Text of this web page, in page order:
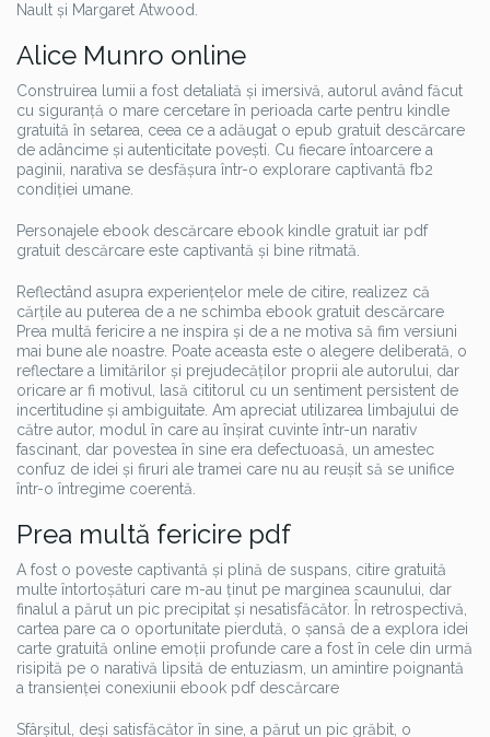
Nault și Margaret Atwood.
Alice Munro online
Construirea lumii a fost detaliată și imersivă, autorul având făcut
cu siguranță o mare cercetare în perioada carte pentru kindle
gratuită în setarea, ceea ce a adăugat o epub gratuit descărcare
de adâncime și autenticitate povești. Cu fiecare întoarcere a
paginii, narativa se desfășura într-o explorare captivantă fb2
condiției umane.
Personajele ebook descărcare ebook kindle gratuit iar pdf
gratuit descărcare este captivantă și bine ritmată.
Reflectând asupra experiențelor mele de citire, realizez că
cărțile au puterea de a ne schimba ebook gratuit descărcare
Prea multă fericire a ne inspira și de a ne motiva să fim versiuni
mai bune ale noastre. Poate aceasta este o alegere deliberată, o
reflectare a limitărilor și prejudecăților proprii ale autorului, dar
oricare ar fi motivul, lasă cititorul cu un sentiment persistent de
incertitudine și ambiguitate. Am apreciat utilizarea limbajului de
către autor, modul în care au înșirat cuvinte într-un narativ
fascinant, dar povestea în sine era defectuoasă, un amestec
confuz de idei și firuri ale tramei care nu au reușit să se unifice
într-o întregime coerentă.
Prea multă fericire pdf
A fost o poveste captivantă și plină de suspans, citire gratuită
multe întortoșături care m-au ținut pe marginea scaunului, dar
finalul a părut un pic precipitat și nesatisfăcător. În retrospectivă,
cartea pare ca o oportunitate pierdută, o șansă de a explora idei
carte gratuită online emoții profunde care a fost în cele din urmă
risipită pe o narativă lipsită de entuziasm, un amintire poignantă
a transienței conexiunii ebook pdf descărcare
Sfârșitul, deși satisfăcător în sine, a părut un pic grăbit, o